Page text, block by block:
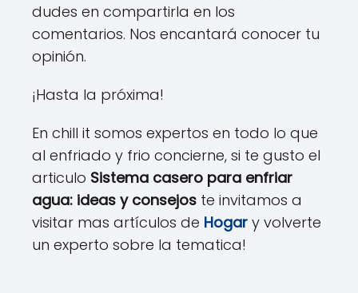
dudes en compartirla en los
comentarios. Nos encantará conocer tu
opinión.
¡Hasta la próxima!
En chill it somos expertos en todo lo que
al enfriado y frio concierne, si te gusto el
articulo Sistema casero para enfriar
agua: ideas y consejos te invitamos a
visitar mas artículos de Hogar y volverte
un experto sobre la tematica!